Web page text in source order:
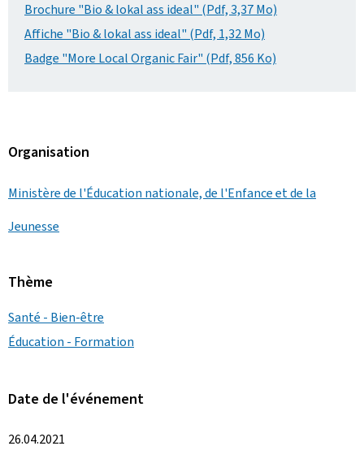
Brochure "Bio & lokal ass ideal" (Pdf, 3,37 Mo)
Affiche "Bio & lokal ass ideal" (Pdf, 1,32 Mo)
Badge "More Local Organic Fair" (Pdf, 856 Ko)
Organisation
Ministère de l'Éducation nationale, de l'Enfance et de la
Jeunesse
Thème
Santé - Bien-être
Éducation - Formation
Date de l'événement
26.04.2021